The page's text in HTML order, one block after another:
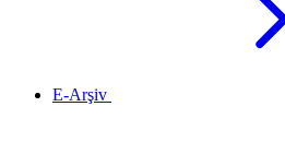
E-Arşiv